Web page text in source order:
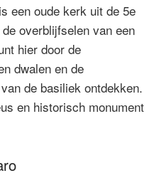
een oude kerk uit de 5e
overblijfselen van een
hier door de
dwalen en de
de basiliek ontdekken.
en historisch monument